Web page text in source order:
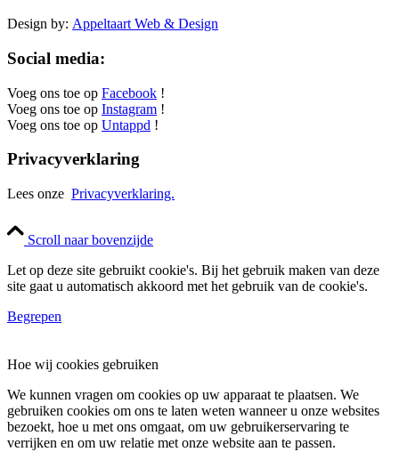
Design by: Appeltaart Web & Design
Social media:
Voeg ons toe op Facebook !
Voeg ons toe op Instagram !
Voeg ons toe op Untappd !
Privacyverklaring
Lees onze Privacyverklaring.
Scroll naar bovenzijde
Let op deze site gebruikt cookie's. Bij het gebruik maken van deze
site gaat u automatisch akkoord met het gebruik van de cookie's.
Begrepen
Hoe wij cookies gebruiken
We kunnen vragen om cookies op uw apparaat te plaatsen. We
gebruiken cookies om ons te laten weten wanneer u onze websites
bezoekt, hoe u met ons omgaat, om uw gebruikerservaring te
verrijken en om uw relatie met onze website aan te passen.